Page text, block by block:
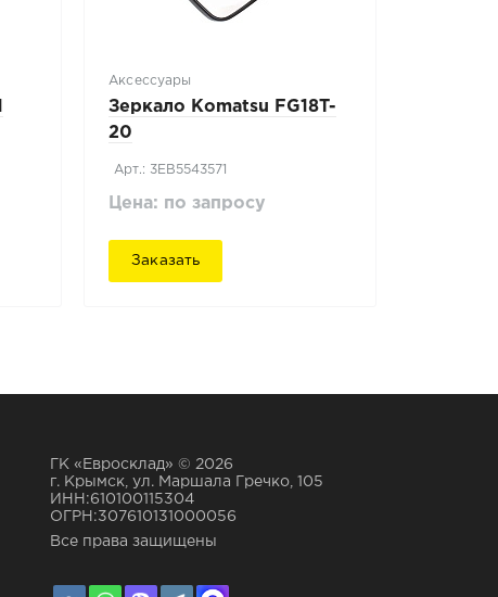
Аксессуары
Зеркало Komatsu FG18T-
20
Арт.: 3EB5543571
Цена: по запросу
Заказать
ГК «Евросклад» © 2026
г. Крымск, ул. Маршала Гречко, 105
ИНН:610100115304
ОГРН:307610131000056
Все права защищены